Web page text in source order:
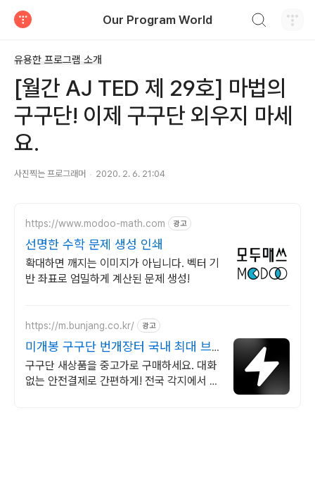
Our Program World
유용한 프로그램 소개
[월간 AJ TED 제 29호] 마법의
구구단! 이제 구구단 외우지 마세
요.
사진찍는 프로그래머 2020. 2. 6. 21:04
https://www.modoo-math.com 광고
선명한 수학 문제 생성 인쇄
확대하면 깨지는 이미지가 아닙니다. 벡터 기
반 좌표로 엄밀하게 계산된 문제 생성!
https://m.bunjang.co.kr/ 광고
미개봉 구구단 번개장터 국내 최대 브
랜드 중고거래
구구단 새상품을 중고가로 구매하세요. 대화
없는 안전결제로 간편하게! 전국 각지에서 올